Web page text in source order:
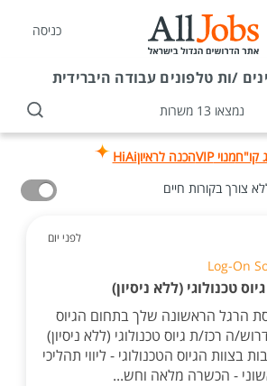
כניסה
/ות טלפונים עבודה היברידית
נמצאו 13 משרות
קו"חמנוי VIP הכנה לראיוןHiAi
צורך בקורות חיים
לפני יום
Log-On
טכנולוגי (ללא ניסיון)
הרגל הראשונה שלך בתחום הגיוס
ה רכז/ת גיוס טכנולוגי (ללא ניסיון)
בצוות הגיוס הטכנולוגי - ליווי תהליכי
- הכשרה מלאה וחש...